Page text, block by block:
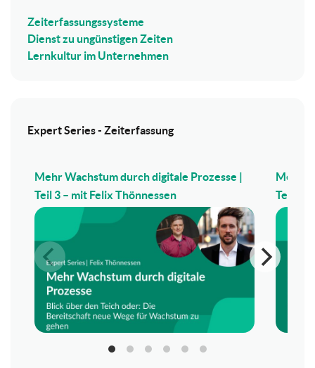
Zeiterfassungssysteme
Dienst zu ungünstigen Zeiten
Lernkultur im Unternehmen
Expert Series - Zeiterfassung
Mehr Wachstum durch digitale Prozesse |
Teil 3 – mit Felix Thönnessen
Mehr
Teil 2 –